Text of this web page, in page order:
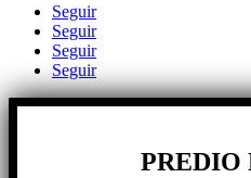
Seguir
Seguir
Seguir
Seguir
PREDIO